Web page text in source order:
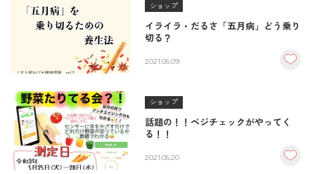
ショップ
イライラ・だるさ「五月病」どう乗り
切る？
2021.05.09
ショップ
話題の！！ベジチェックがやってく
る！！
2021.05.20